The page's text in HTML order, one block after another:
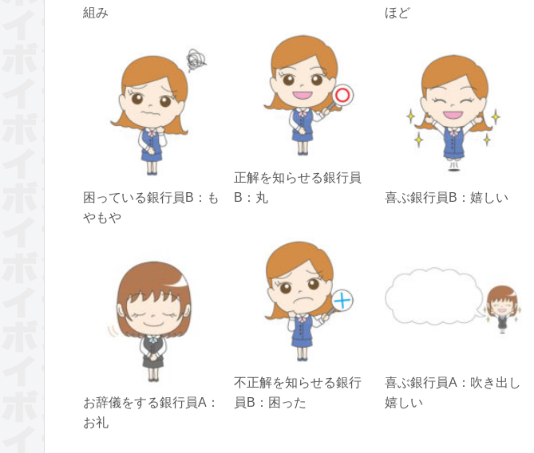
組み
ほど
正解を知らせる銀行員
B：丸
困っている銀行員B：も
やもや
喜ぶ銀行員B：嬉しい
不正解を知らせる銀行
員B：困った
喜ぶ銀行員A：吹き出し
嬉しい
お辞儀をする銀行員A：
お礼